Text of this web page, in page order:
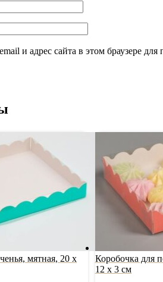
и адрес сайта в этом браузере
мятная, 20 х
Коробочка для
12 х 3 см